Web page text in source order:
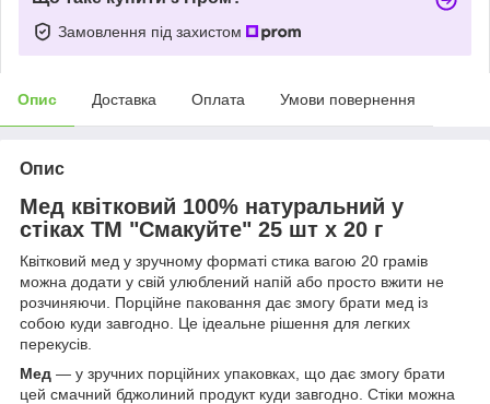
Замовлення під захистом
Опис Доставка Оплата Умови повернення
Опис
Мед квітковий 100% натуральний у
стіках ТМ "Смакуйте" 25 шт х 20 г
Квітковий мед у зручному форматі стика вагою 20 грамів
можна додати у свій улюблений напій або просто вжити не
розчиняючи. Порційне паковання дає змогу брати мед із
собою куди завгодно. Це ідеальне рішення для легких
перекусів.
Мед — у зручних порційних упаковках, що дає змогу брати
цей смачний бджолиний продукт куди завгодно. Стіки можна